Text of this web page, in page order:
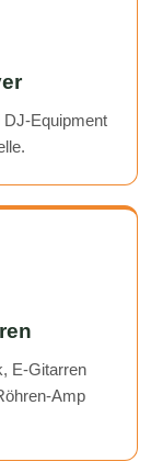
DJ-Equipment
E-Gitarren
Amp